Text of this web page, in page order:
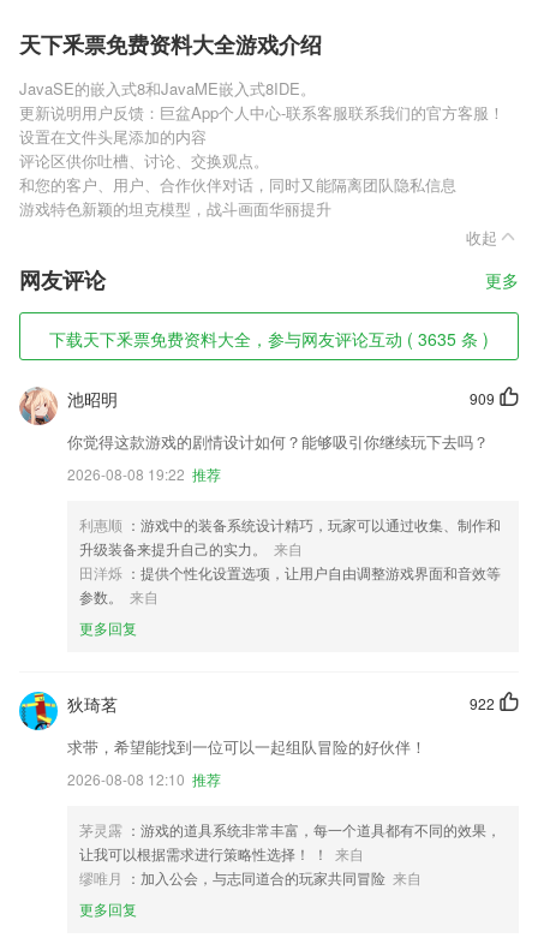
天下釆票免费资料大全游戏介绍
JavaSE的嵌入式8和JavaME嵌入式8IDE。
更新说明用户反馈：巨盆App个人中心-联系客服联系我们的官方客服！
设置在文件头尾添加的内容
评论区供你吐槽、讨论、交换观点。
和您的客户、用户、合作伙伴对话，同时又能隔离团队隐私信息
游戏特色新颖的坦克模型，战斗画面华丽提升
收起
网友评论 更多
下载天下釆票免费资料大全，参与网友评论互动 ( 3635 条 )
909
池昭明
你觉得这款游戏的剧情设计如何？能够吸引你继续玩下去吗？
2026-08-08 19:22 推荐
利惠顺 ：游戏中的装备系统设计精巧，玩家可以通过收集、制作和
升级装备来提升自己的实力。
来自
田洋烁 ：提供个性化设置选项，让用户自由调整游戏界面和音效等
参数。
来自
更多回复
922
狄琦茗
求带，希望能找到一位可以一起组队冒险的好伙伴！
2026-08-08 12:10 推荐
茅灵露 ：游戏的道具系统非常丰富，每一个道具都有不同的效果，
让我可以根据需求进行策略性选择！ ！
来自
缪唯月 ：加入公会，与志同道合的玩家共同冒险 来自
更多回复